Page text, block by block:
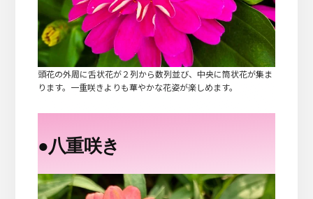
頭花の外周に舌状花が２列から数列並び、中央に筒状花が集ま
ります。一重咲きよりも華やかな花姿が楽しめます。
●八重咲き